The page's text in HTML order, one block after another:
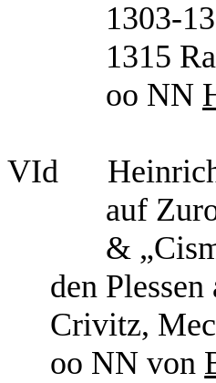
1303-
1315
oo NN
VId
auf
&
den
Crivitz,
oo NN von